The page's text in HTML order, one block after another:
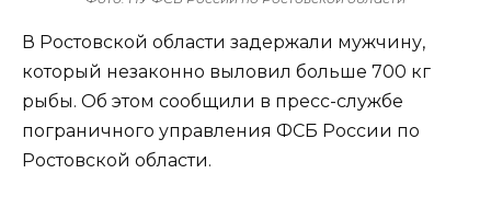
В Ростовской области задержали мужчину,
который незаконно выловил больше 700 кг
рыбы. Об этом сообщили в пресс-службе
пограничного управления ФСБ России по
Ростовской области.